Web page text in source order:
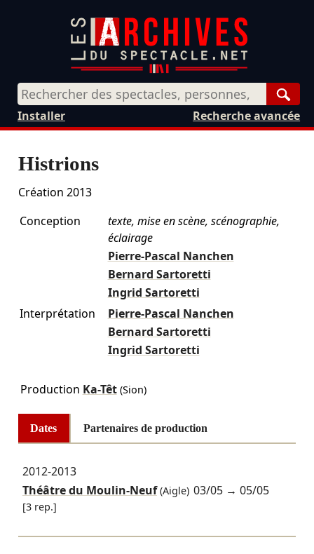
Recherche avancée
Installer
Histrions
Création 2013
Conception
texte, mise en scène, scénographie,
éclairage
Pierre-Pascal Nanchen
Bernard Sartoretti
Ingrid Sartoretti
Interprétation
Pierre-Pascal Nanchen
Bernard Sartoretti
Ingrid Sartoretti
Production Ka-Têt(Sion)
Dates Partenaires de production
2012-2013
Théâtre du Moulin-Neuf(Aigle) 03/05 →05/05
[3 rep.]